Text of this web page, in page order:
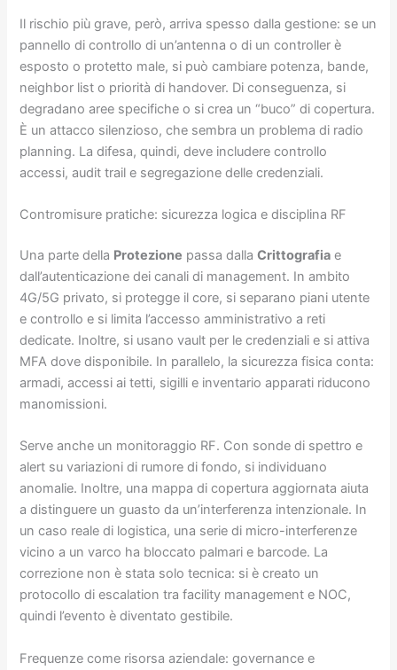
Il rischio più grave, però, arriva spesso dalla gestione: se un
pannello di controllo di un’antenna o di un controller è
esposto o protetto male, si può cambiare potenza, bande,
neighbor list o priorità di handover. Di conseguenza, si
degradano aree specifiche o si crea un “buco” di copertura.
È un attacco silenzioso, che sembra un problema di radio
planning. La difesa, quindi, deve includere controllo
accessi, audit trail e segregazione delle credenziali.
Contromisure pratiche: sicurezza logica e disciplina RF
Una parte della Protezione passa dallaCrittografia e
dall’autenticazione dei canali di management. In ambito
4G/5G privato, si protegge il core, si separano piani utente
e controllo e si limita l’accesso amministrativo a reti
dedicate. Inoltre, si usano vault per le credenziali e si attiva
MFA dove disponibile. In parallelo, la sicurezza fisica conta:
armadi, accessi ai tetti, sigilli e inventario apparati riducono
manomissioni.
Serve anche un monitoraggio RF. Con sonde di spettro e
alert su variazioni di rumore di fondo, si individuano
anomalie. Inoltre, una mappa di copertura aggiornata aiuta
a distinguere un guasto da un’interferenza intenzionale. In
un caso reale di logistica, una serie di micro-interferenze
vicino a un varco ha bloccato palmari e barcode. La
correzione non è stata solo tecnica: si è creato un
protocollo di escalation tra facility management e NOC,
quindi l’evento è diventato gestibile.
Frequenze come risorsa aziendale: governance e